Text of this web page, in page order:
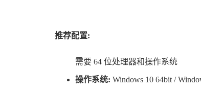
推荐配置:
需要 64 位处理器和操作系统
操作系统: Windows 10 64bit /